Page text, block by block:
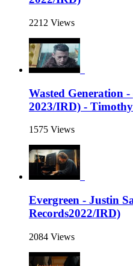
2212 Views
Wasted Generation
2023/IRD) -
1575 Views
Evergreen - Justin
Records2022/IRD)
2084 Views